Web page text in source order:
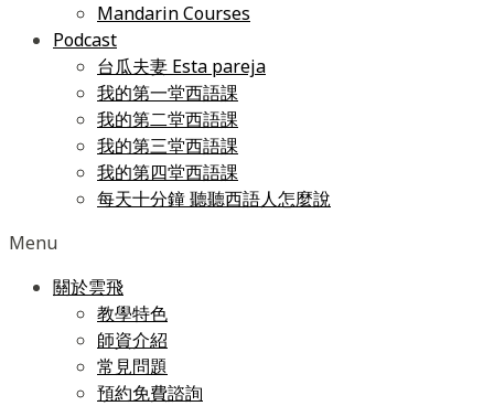
Mandarin Courses
Podcast
台瓜夫妻 Esta pareja
我的第一堂西語課
我的第二堂西語課
我的第三堂西語課
我的第四堂西語課
每天十分鐘 聽聽西語人怎麼說
Menu
關於雲飛
教學特色
師資介紹
常見問題
預約免費諮詢